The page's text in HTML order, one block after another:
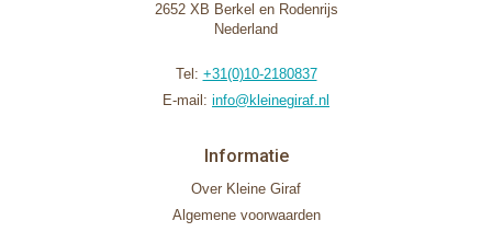
2652 XB Berkel en Rodenrijs
Nederland
Tel: +31(0)10-2180837
E-mail: info@kleinegiraf.nl
Informatie
Over Kleine Giraf
Algemene voorwaarden